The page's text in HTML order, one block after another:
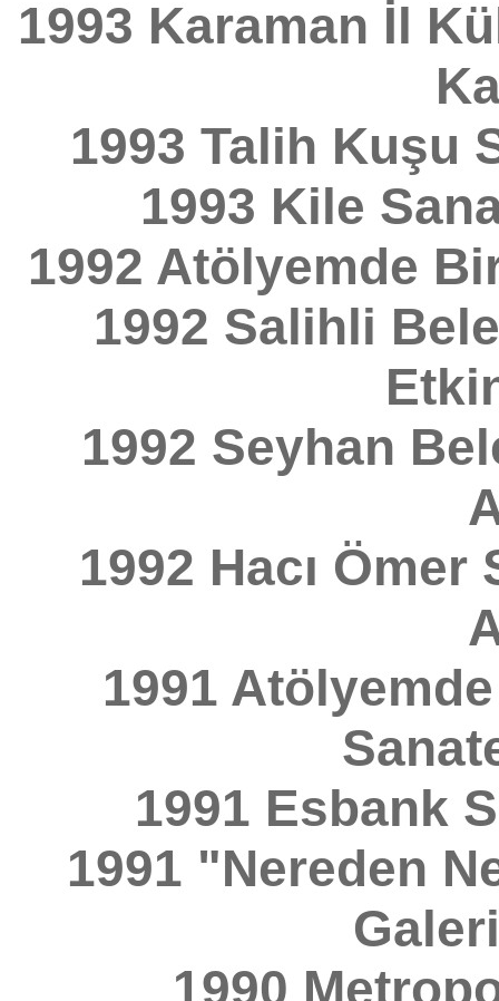
1993 Karaman İl
1993 Talih Kuşu
1993 Kile
1992 Atölyemde
1992 Salihli
1992 Seyhan
1992 Hacı
1991
1991 Esbank
1991 "Nereden
1990